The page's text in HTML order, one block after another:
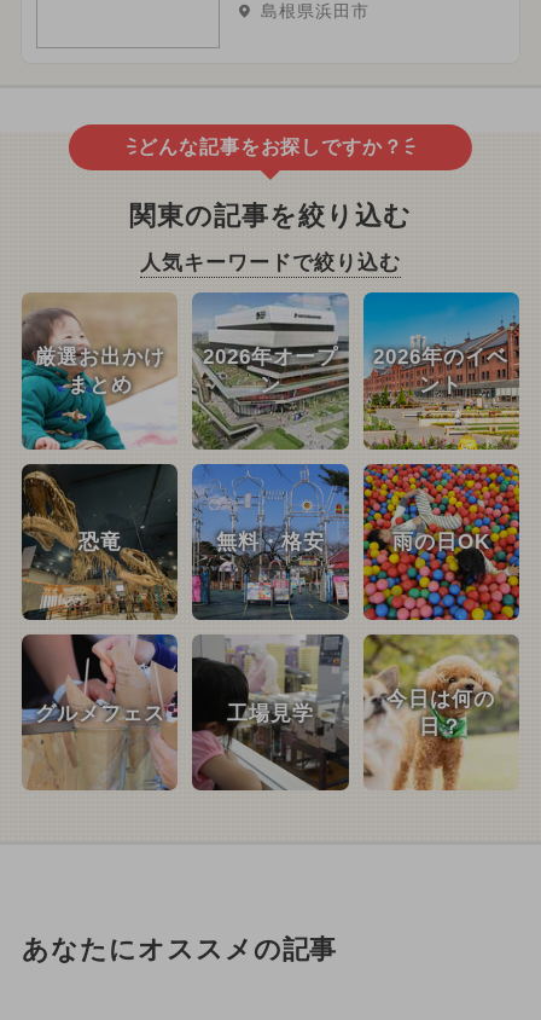
島根県浜田市
どんな記事をお探しですか？
関東の記事を絞り込む
人気キーワードで絞り込む
厳選お出かけ
まとめ
2026年オープ
ン
2026年のイベ
ント
恐竜 無料・格安 雨の日OK
グルメフェス 工場見学
今日は何の
日？
あなたにオススメの記事